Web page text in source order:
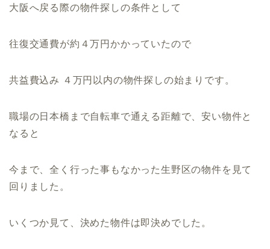
大阪へ戻る際の物件探しの条件として
往復交通費が約４万円かかっていたので
共益費込み ４万円以内の物件探しの始まりです。
職場の日本橋まで自転車で通える距離で、安い物件と
なると
今まで、全く行った事もなかった生野区の物件を見て
回りました。
いくつか見て、決めた物件は即決めでした。